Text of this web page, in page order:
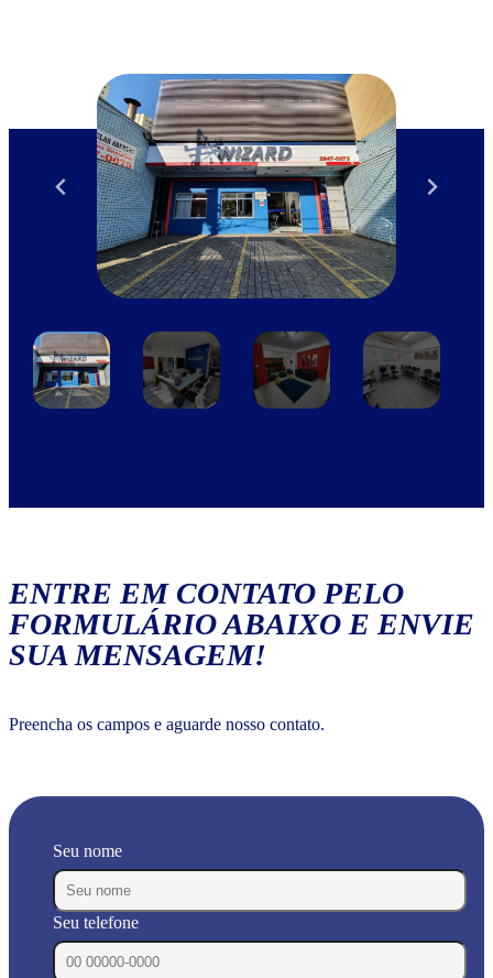
ENTRE EM CONTATO PELO
FORMULÁRIO ABAIXO E ENVIE
SUA MENSAGEM!
Preencha os campos e aguarde nosso contato.
Seu nome
Seu telefone